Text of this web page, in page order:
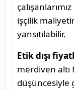
işçilik
yansıtılabilir.
Etik dışı
merdiven
düşüncesiyle